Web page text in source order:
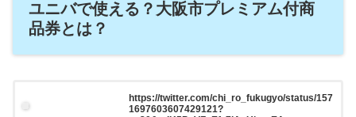
ユニバで使える？大阪市プレミアム付商
品券とは？
https://twitter.com/chi_ro_fukugyo/status/157
1697603607429121?